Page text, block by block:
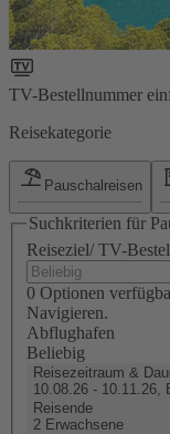
TV-Bestellnummer
Reisekategorie
Pauschalreisen
Suchkriterien für
Reiseziel/ TV-
0 Optionen
Navigieren.
Abflughafen
Beliebig
Reisezeitraum &
10.08.26 - 10.11.26,
Reisende
2 Erwachsene